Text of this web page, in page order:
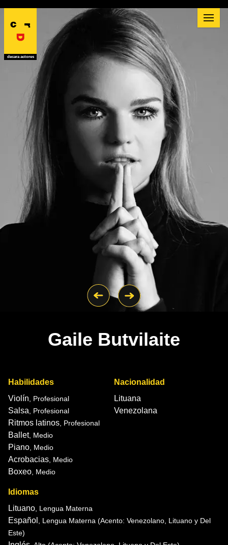
decara actores
Gaile Butvilaite
Habilidades
Violín, Profesional
Salsa, Profesional
Ritmos latinos, Profesional
Ballet, Medio
Piano, Medio
Acrobacias, Medio
Boxeo, Medio
Nacionalidad
Lituana
Venezolana
Idiomas
Lituano, Lengua Materna
Español , Lengua Materna (Acento: Venezolano, Lituano y Del
Este)